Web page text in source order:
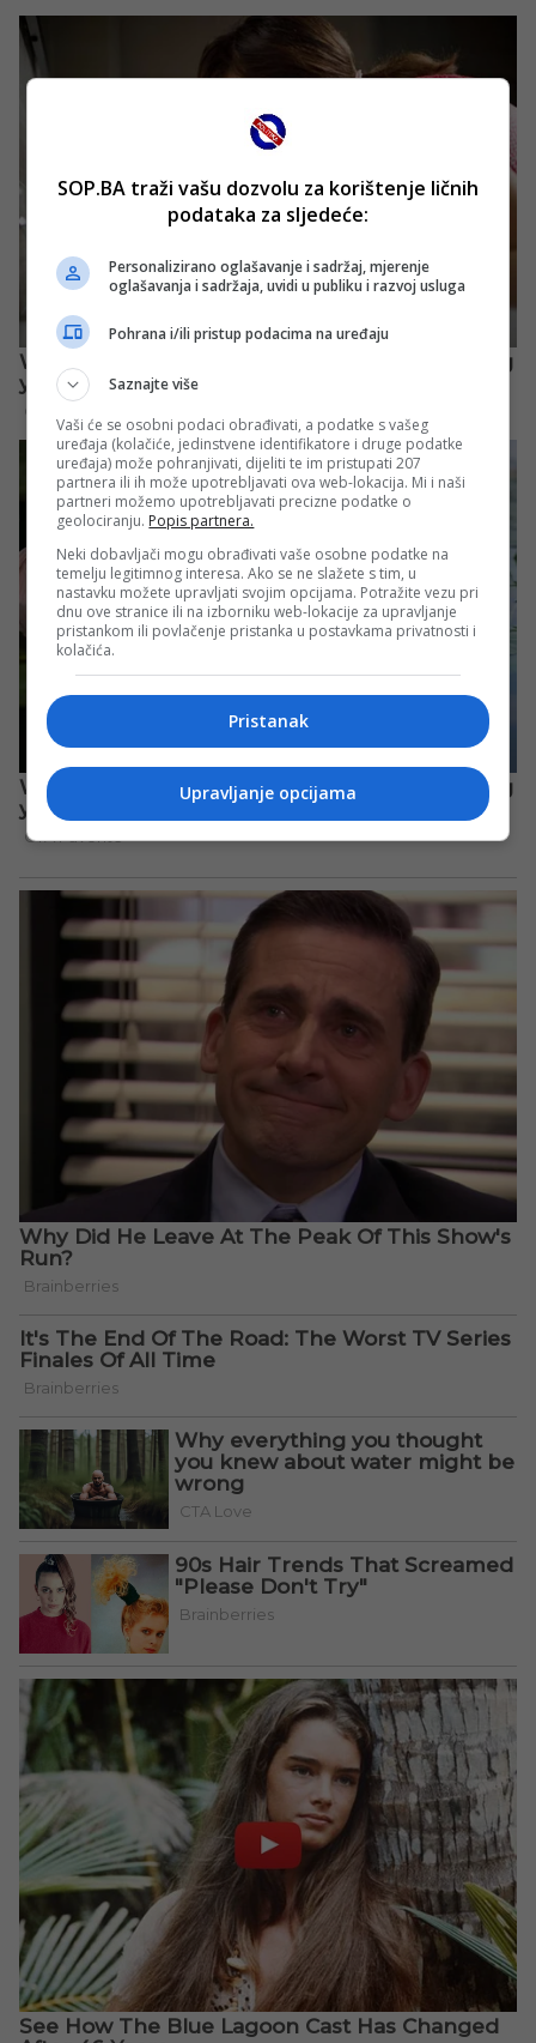
SOP.BA traži vašu dozvolu za korištenje ličnih
podataka za sljedeće:
Personalizirano oglašavanje i sadržaj, mjerenje
oglašavanja i sadržaja, uvidi u publiku i razvoj usluga
Pohrana i/ili pristup podacima na uređaju
Saznajte više
Vaši će se osobni podaci obrađivati, a podatke s vašeg
uređaja (kolačiće, jedinstvene identifikatore i druge podatke
uređaja) može pohranjivati, dijeliti te im pristupati 207
partnera ili ih može upotrebljavati ova web-lokacija. Mi i naši
partneri možemo upotrebljavati precizne podatke o
geolociranju. Popis partnera.
Neki dobavljači mogu obrađivati vaše osobne podatke na
temelju legitimnog interesa. Ako se ne slažete s tim, u
nastavku možete upravljati svojim opcijama. Potražite vezu pri
dnu ove stranice ili na izborniku web-lokacije za upravljanje
pristankom ili povlačenje pristanka u postavkama privatnosti i
kolačića.
Pristanak
Upravljanje opcijama